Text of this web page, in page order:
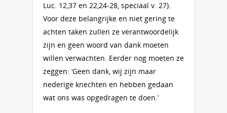
Luc. 12,37 en 22,24-28, speciaal v. 27).
Voor deze belangrijke en niet gering te
achten taken zullen ze verantwoordelijk
zijn en geen woord van dank moeten
willen verwachten. Eerder nog moeten ze
zeggen: ‘Geen dank, wij zijn maar
nederige knechten en hebben gedaan
wat ons was opgedragen te doen.’